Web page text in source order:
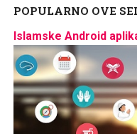
POPULARNO OVE
Islamske Android